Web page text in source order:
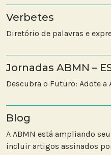
Verbetes
Diretório de palavras e
Jornadas ABMN –
Descubra o Futuro: Adote a
Blog
A ABMN está ampliando
incluir artigos assinados